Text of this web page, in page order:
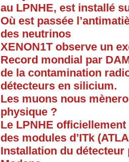
au LPNHE, est installé
Où est passée
des neutrinos
XENON1T observe un
Record mondial par
de la contamination
détecteurs en silicium.
Les muons nous
physique ?
Le LPNHE
des modules d’ITk
Installation du détecteur